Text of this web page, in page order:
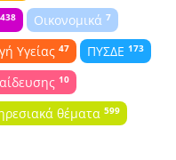
438 Οικονομικά 7
Υγείας 47 ΠΥΣΔΕ 173
10
θέματα 599